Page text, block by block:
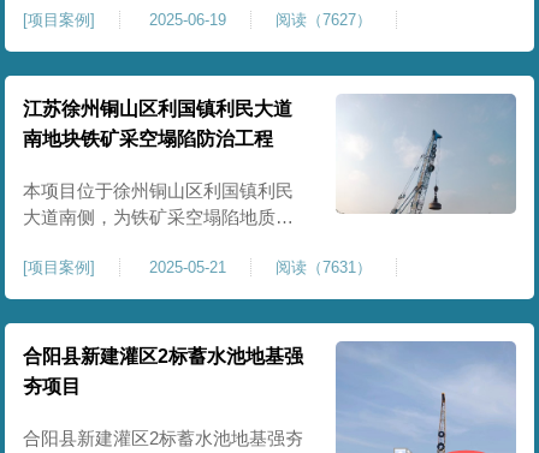
积约 20000 平方米，采用满场强夯
加固方式改善场地工程地质条件，
有效提高地基承载力、控制不均匀
沉降，满足变电站各类构支架、电
气设备及配套设施建设标准。本项
目是嵩县重要电力基础设施，投运
后优化区域电网布局，增强当
[项目案例] 2025-06-19 阅读（7627）
江苏徐州铜山区利国镇利民大道
南地块铁矿采空塌陷防治工程
本项目位于徐州铜山区利国镇利民
大道南侧，为铁矿采空塌陷地质灾
35000㎡。针对区域铁矿开采遗留的
地层松散、裂隙发育、塌陷沉降等
隐患，采用强夯工艺加固场地地
基，消除采空地质风险，提升场地
整体稳定性与承载力，彻底改善地
块建设条件，实现矿区地质灾害治
理与土地安全利用。
[项目案例] 2025-05-21 阅读（7631）
合阳县新建灌区2标蓄水池地基强
夯项目
合阳县新建灌区2标蓄水池地基强夯